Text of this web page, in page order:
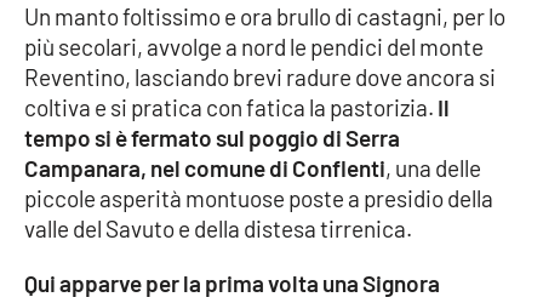
Sanità
Società
Sport
Un manto foltissimo e ora brullo di castagni, per lo
più secolari, avvolge a nord le pendici del monte
Reventino, lasciando brevi radure dove ancora si
coltiva e si pratica con fatica la pastorizia. Il
tempo si è fermato sul poggio di Serra
Campanara, nel comune di Conflenti, una delle
piccole asperità montuose poste a presidio della
valle del Savuto e della distesa tirrenica.
Qui apparve per la prima volta una Signora